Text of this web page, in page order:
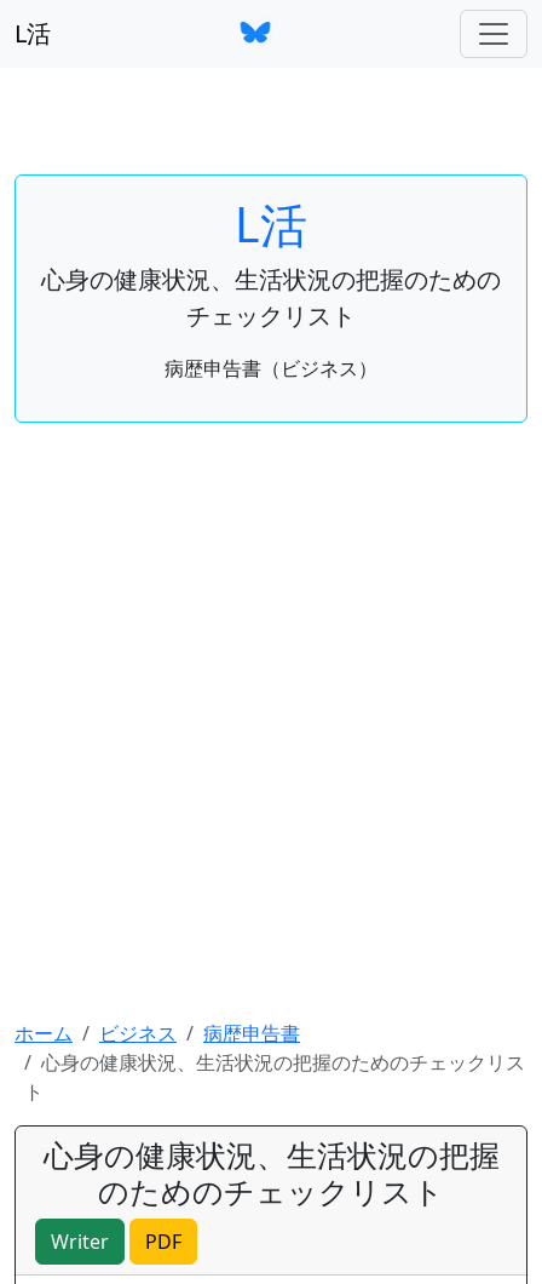
L活
L活
心身の健康状況、生活状況の把握のための
チェックリスト
病歴申告書（ビジネス）
ホーム ビジネス
病歴申告書
心身の健康状況、生活状況の把握のためのチェックリス
ト
心身の健康状況、生活状況の把握
のためのチェックリスト
Writer PDF